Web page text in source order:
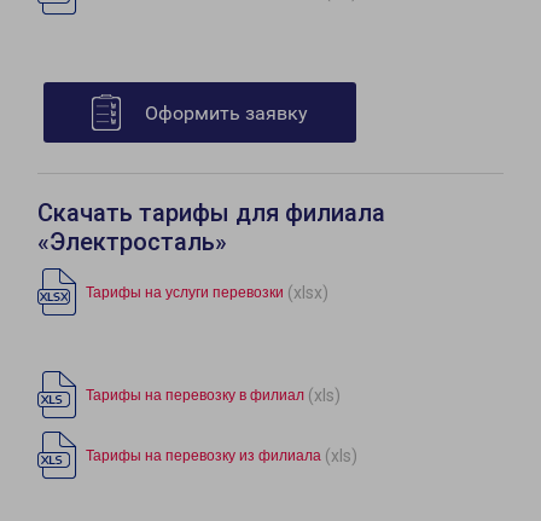
Оформить заявку
Скачать тарифы для филиала
«Электросталь»
Тарифы на услуги перевозки (xlsx)
Тарифы на перевозку в филиал (xls)
Тарифы на перевозку из филиала (xls)